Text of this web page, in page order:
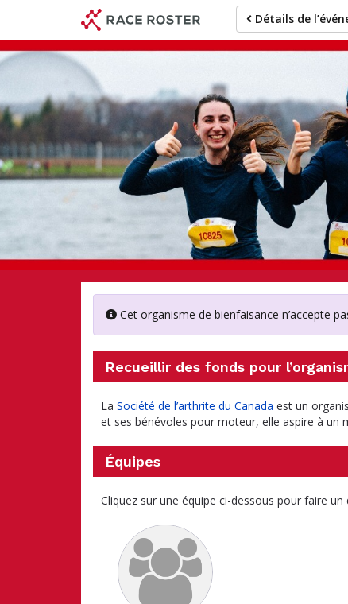
contenu
principal
Détails de
Cet organisme de bienfaisance n’accepte
Recueillir des fonds pour
La Société de l’arthrite du Canada est un
et ses bénévoles pour moteur, elle aspire à un
Équipes
Cliquez sur une équipe ci-dessous pour faire un